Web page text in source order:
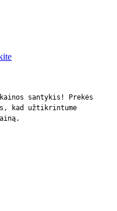
santykis! Prekės
kad užtikrintume